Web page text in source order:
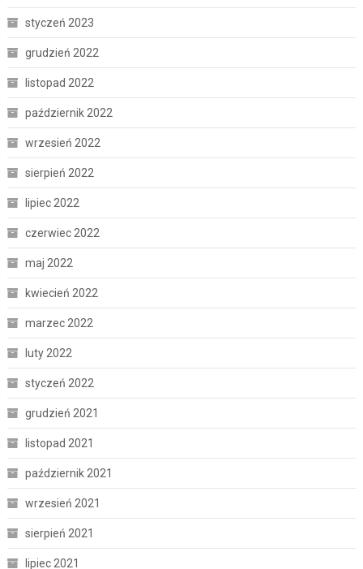
styczeń 2023
grudzień 2022
listopad 2022
październik 2022
wrzesień 2022
sierpień 2022
lipiec 2022
czerwiec 2022
maj 2022
kwiecień 2022
marzec 2022
luty 2022
styczeń 2022
grudzień 2021
listopad 2021
październik 2021
wrzesień 2021
sierpień 2021
lipiec 2021